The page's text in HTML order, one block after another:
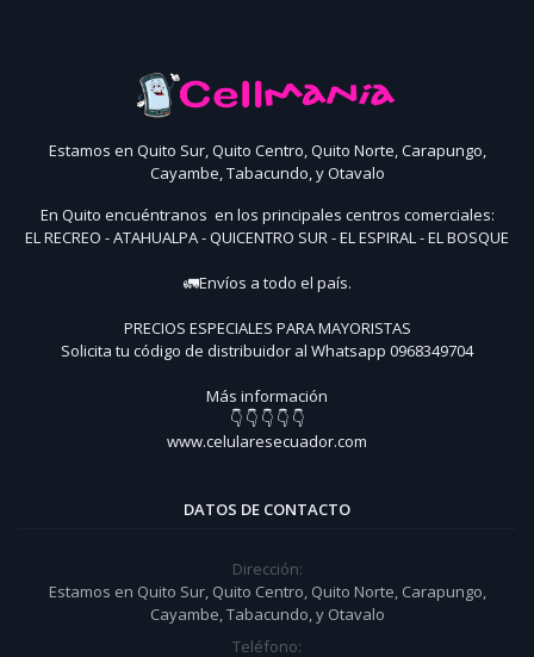
Estamos en Quito Sur, Quito Centro, Quito Norte, Carapungo,
Cayambe, Tabacundo, y Otavalo
En Quito encuéntranos en los principales centros comerciales:
EL RECREO - ATAHUALPA - QUICENTRO SUR - EL ESPIRAL - EL BOSQUE
🚛Envíos a todo el país.
PRECIOS ESPECIALES PARA MAYORISTAS
Solicita tu código de distribuidor al Whatsapp 0968349704
Más información
👇 👇 👇 👇 👇
www.celularesecuador.com
DATOS DE CONTACTO
Dirección:
Estamos en Quito Sur, Quito Centro, Quito Norte, Carapungo,
Cayambe, Tabacundo, y Otavalo
Teléfono: